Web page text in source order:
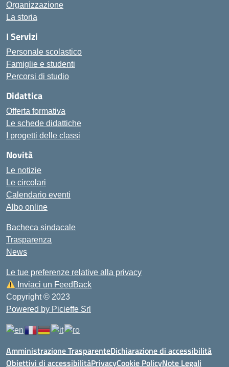
Organizzazione
La storia
I Servizi
Personale scolastico
Famiglie e studenti
Percorsi di studio
Didattica
Offerta formativa
Le schede didattiche
I progetti delle classi
Novità
Le notizie
Le circolari
Calendario eventi
Albo online
Bacheca sindacale
Trasparenza
News
Le tue preferenze relative alla privacy
Inviaci un FeedBack
Copyright © 2023
Powered by Picieffe Srl
Amministrazione TrasparenteDichiarazione di accessibilità
Obiettivi di accessibilitàPrivacyCookie PolicyNote Legali